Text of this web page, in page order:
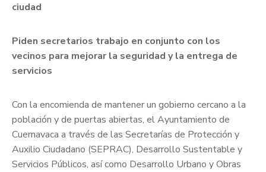
ciudad
Piden secretarios trabajo en conjunto con los
vecinos para mejorar la seguridad y la entrega de
servicios
Con la encomienda de mantener un gobierno cercano a la
población y de puertas abiertas, el Ayuntamiento de
Cuernavaca a través de las Secretarías de Protección y
Auxilio Ciudadano (SEPRAC), Desarrollo Sustentable y
Servicios Públicos, así como Desarrollo Urbano y Obras